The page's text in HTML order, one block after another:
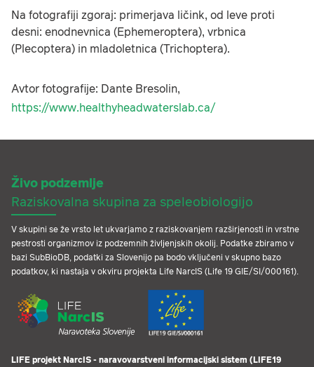
Na fotografiji zgoraj: primerjava ličink, od leve proti
desni: enodnevnica (Ephemeroptera), vrbnica
(Plecoptera) in mladoletnica (Trichoptera).
Avtor fotografije: Dante Bresolin,
https://www.healthyheadwaterslab.ca/
Živo podzemlje
Raziskovalna skupina za speleobiologijo
V skupini se že vrsto let ukvarjamo z raziskovanjem razširjenosti in vrstne
pestrosti organizmov iz podzemnih življenjskih okolij. Podatke zbiramo v
bazi SubBioDB, podatki za Slovenijo pa bodo vključeni v skupno bazo
podatkov, ki nastaja v okviru projekta Life NarcIS (Life 19 GIE/SI/000161).
LIFE projekt NarcIS - naravovarstveni informacijski sistem (LIFE19